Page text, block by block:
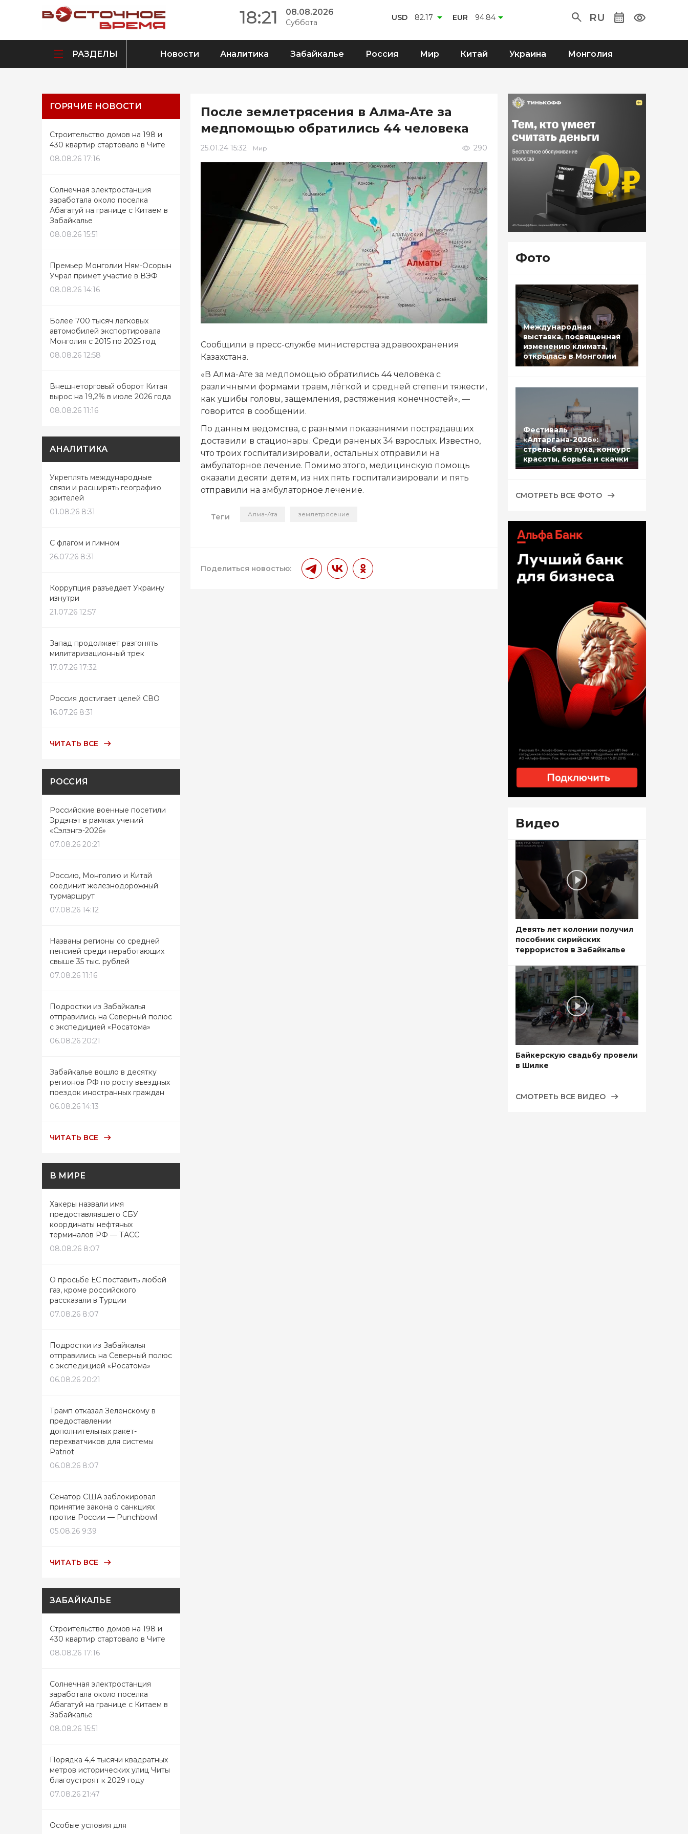
18:21 08.08.2026
Суббота
USD 82.17 EUR 94.84 RU
РАЗДЕЛЫ Новости Аналитика Забайкалье Россия Мир Китай Украина Монголия
ГОРЯЧИЕ НОВОСТИ
Строительство домов на 198 и
430 квартир стартовало в Чите
08.08.26 17:16
Солнечная электростанция
заработала около поселка
Абагатуй на границе с Китаем в
Забайкалье
08.08.26 15:51
Премьер Монголии Ням-Осорын
Учрал примет участие в ВЭФ
08.08.26 14:16
Более 700 тысяч легковых
автомобилей экспортировала
Монголия с 2015 по 2025 год
08.08.26 12:58
Внешнеторговый оборот Китая
вырос на 19,2% в июле 2026 года
08.08.26 11:16
АНАЛИТИКА
Укреплять международные
связи и расширять географию
зрителей
01.08.26 8:31
С флагом и гимном
26.07.26 8:31
Коррупция разъедает Украину
изнутри
21.07.26 12:57
Запад продолжает разгонять
милитаризационный трек
17.07.26 17:32
Россия достигает целей СВО
16.07.26 8:31
ЧИТАТЬ ВСЕ
РОССИЯ
Российские военные посетили
Эрдэнэт в рамках учений
«Сэлэнгэ-2026»
07.08.26 20:21
Россию, Монголию и Китай
соединит железнодорожный
турмаршрут
07.08.26 14:12
Названы регионы со средней
пенсией среди неработающих
свыше 35 тыс. рублей
07.08.26 11:16
Подростки из Забайкалья
отправились на Северный полюс
с экспедицией «Росатома»
06.08.26 20:21
Забайкалье вошло в десятку
регионов РФ по росту въездных
поездок иностранных граждан
06.08.26 14:13
ЧИТАТЬ ВСЕ
В МИРЕ
Хакеры назвали имя
предоставлявшего СБУ
координаты нефтяных
терминалов РФ — ТАСС
08.08.26 8:07
О просьбе ЕС поставить любой
газ, кроме российского
рассказали в Турции
07.08.26 8:07
Подростки из Забайкалья
отправились на Северный полюс
с экспедицией «Росатома»
06.08.26 20:21
Трамп отказал Зеленскому в
предоставлении
дополнительных ракет-
перехватчиков для системы
Patriot
06.08.26 8:07
Сенатор США заблокировал
принятие закона о санкциях
против России — Punchbowl
05.08.26 9:39
ЧИТАТЬ ВСЕ
ЗАБАЙКАЛЬЕ
Строительство домов на 198 и
430 квартир стартовало в Чите
08.08.26 17:16
Солнечная электростанция
заработала около поселка
Абагатуй на границе с Китаем в
Забайкалье
08.08.26 15:51
Порядка 4,4 тысячи квадратных
метров исторических улиц Читы
благоустроят к 2029 году
07.08.26 21:47
Особые условия для
После землетрясения в Алма-Ате за
медпомощью обратились 44 человека
25.01.24 15:32 Мир 290
Сообщили в пресс-службе министерства здравоохранения
Казахстана.
«В Алма-Ате за медпомощью обратились 44 человека с
различными формами травм, лёгкой и средней степени тяжести,
как ушибы головы, защемления, растяжения конечностей», —
говорится в сообщении.
По данным ведомства, с разными показаниями пострадавших
доставили в стационары. Среди раненых 34 взрослых. Известно,
что троих госпитализировали, остальных отправили на
амбулаторное лечение. Помимо этого, медицинскую помощь
оказали десяти детям, из них пять госпитализировали и пять
отправили на амбулаторное лечение.
Теги Алма-Ата землетрясение
Поделиться новостью:
Фото
Международная
выставка, посвященная
изменению климата,
открылась в Монголии
Фестиваль
«Алтаргана-2026»:
стрельба из лука, конкурс
красоты, борьба и скачки
СМОТРЕТЬ ВСЕ ФОТО
Видео
Девять лет колонии получил
пособник сирийских
террористов в Забайкалье
Байкерскую свадьбу провели
в Шилке
СМОТРЕТЬ ВСЕ ВИДЕО